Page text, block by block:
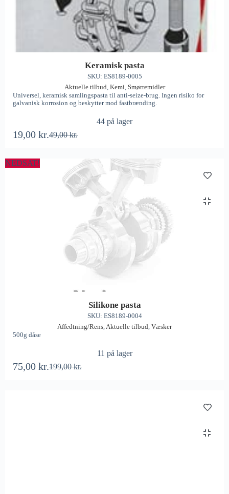
Keramisk pasta
SKU: ES8189-0005
Aktuelle tilbud, Kemi, Smørremidler
Universel, keramisk samlingspasta til anti-seize-brug. Ingen risiko for
galvanisk korrosion og beskytter mod fastbrænding.
44 på lager
49,00kr.
19,00 kr.
NEDSAT!
Silikone pasta
SKU: ES8189-0004
Affedtning/Rens,Aktuelle tilbud, Væsker
500g dåse
11 på lager
199,00kr.
75,00 kr.